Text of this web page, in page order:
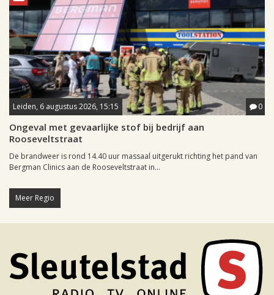
Leiden, 6 augustus 2026, 15:15 0
Ongeval met gevaarlijke stof bij bedrijf aan
Rooseveltstraat
De brandweer is rond 14.40 uur massaal uitgerukt richting het pand van
Bergman Clinics aan de Rooseveltstraat in...
Meer Regio